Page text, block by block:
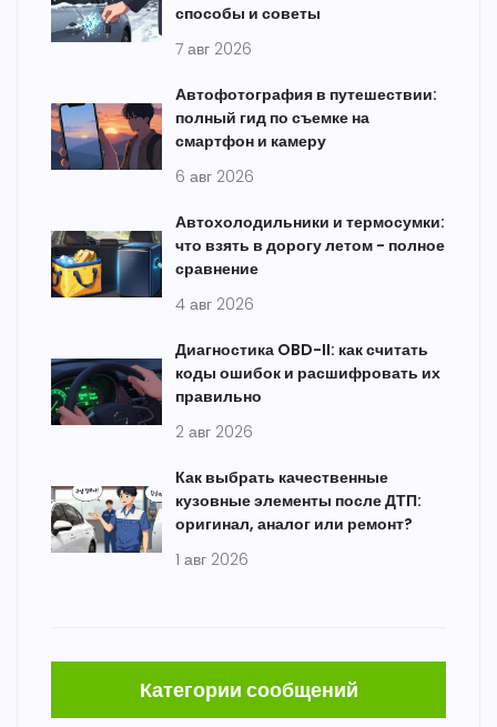
способы и советы
7 авг 2026
Автофотография в путешествии:
полный гид по съемке на
смартфон и камеру
6 авг 2026
Автохолодильники и термосумки:
что взять в дорогу летом - полное
сравнение
4 авг 2026
Диагностика OBD-II: как считать
коды ошибок и расшифровать их
правильно
2 авг 2026
Как выбрать качественные
кузовные элементы после ДТП:
оригинал, аналог или ремонт?
1 авг 2026
Категории сообщений